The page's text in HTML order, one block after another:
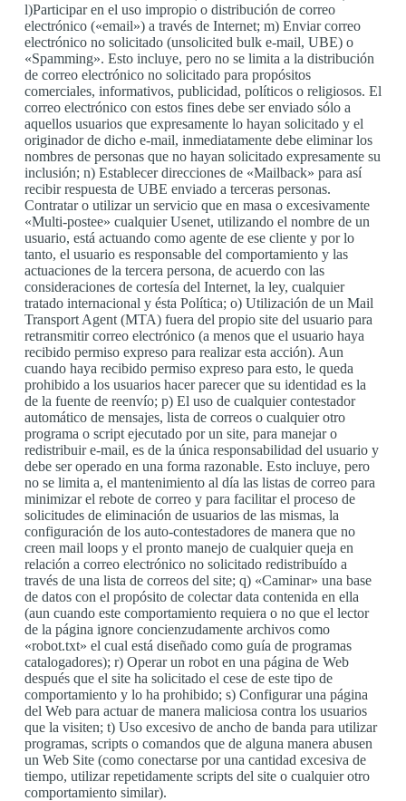
l)Participar en el uso impropio o distribución de correo
electrónico («email») a través de Internet; m) Enviar correo
electrónico no solicitado (unsolicited bulk e-mail, UBE) o
«Spamming». Esto incluye, pero no se limita a la distribución
de correo electrónico no solicitado para propósitos
comerciales, informativos, publicidad, políticos o religiosos. El
correo electrónico con estos fines debe ser enviado sólo a
aquellos usuarios que expresamente lo hayan solicitado y el
originador de dicho e-mail, inmediatamente debe eliminar los
nombres de personas que no hayan solicitado expresamente su
inclusión; n) Establecer direcciones de «Mailback» para así
recibir respuesta de UBE enviado a terceras personas.
Contratar o utilizar un servicio que en masa o excesivamente
«Multi-postee» cualquier Usenet, utilizando el nombre de un
usuario, está actuando como agente de ese cliente y por lo
tanto, el usuario es responsable del comportamiento y las
actuaciones de la tercera persona, de acuerdo con las
consideraciones de cortesía del Internet, la ley, cualquier
tratado internacional y ésta Política; o) Utilización de un Mail
Transport Agent (MTA) fuera del propio site del usuario para
retransmitir correo electrónico (a menos que el usuario haya
recibido permiso expreso para realizar esta acción). Aun
cuando haya recibido permiso expreso para esto, le queda
prohibido a los usuarios hacer parecer que su identidad es la
de la fuente de reenvío; p) El uso de cualquier contestador
automático de mensajes, lista de correos o cualquier otro
programa o script ejecutado por un site, para manejar o
redistribuir e-mail, es de la única responsabilidad del usuario y
debe ser operado en una forma razonable. Esto incluye, pero
no se limita a, el mantenimiento al día las listas de correo para
minimizar el rebote de correo y para facilitar el proceso de
solicitudes de eliminación de usuarios de las mismas, la
configuración de los auto-contestadores de manera que no
creen mail loops y el pronto manejo de cualquier queja en
relación a correo electrónico no solicitado redistribuído a
través de una lista de correos del site; q) «Caminar» una base
de datos con el propósito de colectar data contenida en ella
(aun cuando este comportamiento requiera o no que el lector
de la página ignore concienzudamente archivos como
«robot.txt» el cual está diseñado como guía de programas
catalogadores); r) Operar un robot en una página de Web
después que el site ha solicitado el cese de este tipo de
comportamiento y lo ha prohibido; s) Configurar una página
del Web para actuar de manera maliciosa contra los usuarios
que la visiten; t) Uso excesivo de ancho de banda para utilizar
programas, scripts o comandos que de alguna manera abusen
un Web Site (como conectarse por una cantidad excesiva de
tiempo, utilizar repetidamente scripts del site o cualquier otro
comportamiento similar).